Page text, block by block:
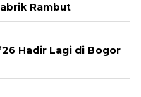
Rambut
Hadir Lagi di Bogor